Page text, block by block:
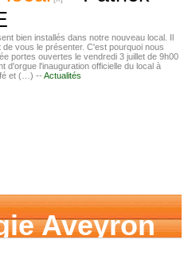
bien installés dans notre nouveau local. Il
vous le présenter. C'est pourquoi nous
portes ouvertes le vendredi 3 juillet de 9h00
d'orgue l'inauguration officielle du local à
et (…) -- Actualités
Aveyron